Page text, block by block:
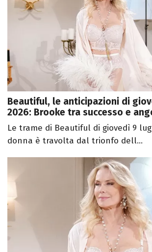
Beautiful, le anticipazioni di
2026: Brooke tra successo e
Le trame di Beautiful di giovedì 9
donna è travolta dal trionfo dell...